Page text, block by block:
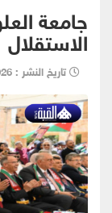
جامعة
الاستقلال
تاريخ النشر : 2026-06-03 - 08:17 am